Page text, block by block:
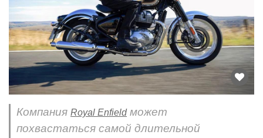
Компания Royal Enfieldможет
похвастаться самой длительной